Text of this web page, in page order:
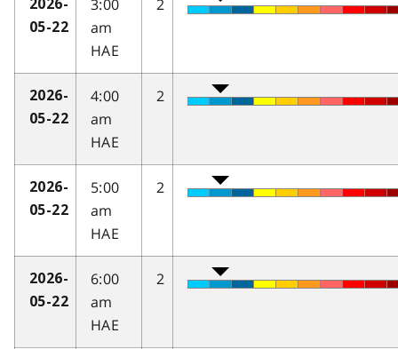
2026-
05-22
3:00
am
HAE
2
2026-
05-22
4:00
am
HAE
2
2026-
05-22
5:00
am
HAE
2
2026-
05-22
6:00
am
HAE
2